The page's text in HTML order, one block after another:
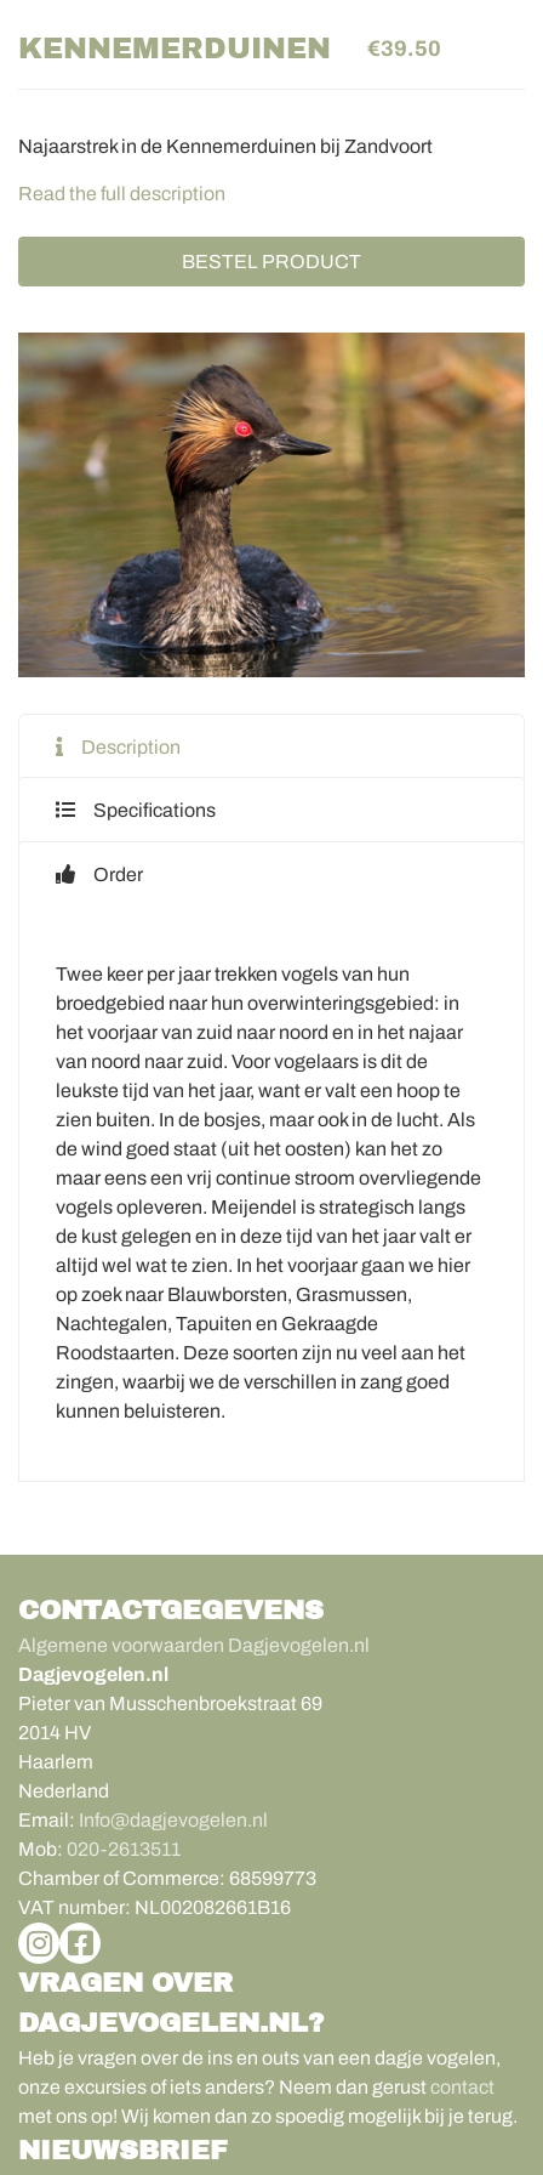
KENNEMERDUINEN €39.50
Najaarstrek in de Kennemerduinen bij Zandvoort
Read the full description
BESTEL PRODUCT
Description
Specifications
Order
Twee keer per jaar trekken vogels van hun
broedgebied naar hun overwinteringsgebied: in
het voorjaar van zuid naar noord en in het najaar
van noord naar zuid. Voor vogelaars is dit de
leukste tijd van het jaar, want er valt een hoop te
zien buiten. In de bosjes, maar ook in de lucht. Als
de wind goed staat (uit het oosten) kan het zo
maar eens een vrij continue stroom overvliegende
vogels opleveren. Meijendel is strategisch langs
de kust gelegen en in deze tijd van het jaar valt er
altijd wel wat te zien. In het voorjaar gaan we hier
op zoek naar Blauwborsten, Grasmussen,
Nachtegalen, Tapuiten en Gekraagde
Roodstaarten. Deze soorten zijn nu veel aan het
zingen, waarbij we de verschillen in zang goed
kunnen beluisteren.
CONTACTGEGEVENS
Algemene voorwaarden Dagjevogelen.nl
Dagjevogelen.nl
Pieter van Musschenbroekstraat 69
2014 HV
Haarlem
Nederland
Email: Info@dagjevogelen.nl
Mob: 020-2613511
Chamber of Commerce: 68599773
VAT number: NL002082661B16
VRAGEN OVER
DAGJEVOGELEN.NL?
Heb je vragen over de ins en outs van een dagje vogelen,
onze excursies of iets anders? Neem dan gerustcontact
met ons op! Wij komen dan zo spoedig mogelijk bij je terug.
NIEUWSBRIEF